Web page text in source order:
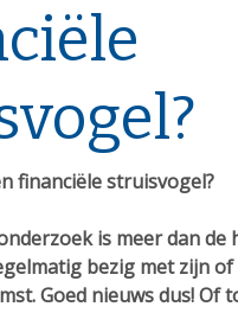
financiële struisvogel?
is meer dan de
bezig met zijn
Goed nieuws dus! Of